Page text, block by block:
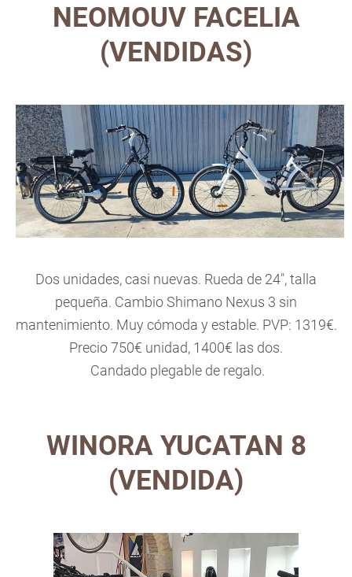
NEOMOUV FACELIA
(VENDIDAS)
Dos unidades, casi nuevas. Rueda de 24", talla
pequeña. Cambio Shimano Nexus 3 sin
mantenimiento. Muy cómoda y estable. PVP: 1319€.
Precio 750€ unidad, 1400€ las dos.
Candado plegable de regalo.
WINORA YUCATAN 8
(VENDIDA)